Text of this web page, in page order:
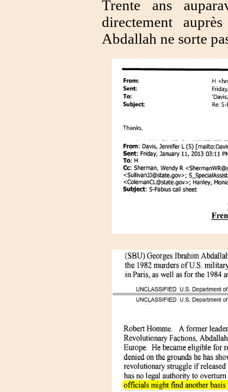
Trente ans
directement
Abdallah ne sorte